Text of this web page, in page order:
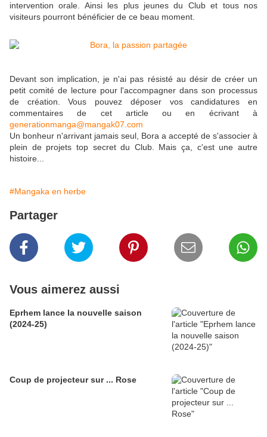
intervention orale. Ainsi les plus jeunes du Club et tous nos
visiteurs pourront bénéficier de ce beau moment.
Devant son implication, je n'ai pas résisté au désir de créer un
petit comité de lecture pour l'accompagner dans son processus
de création. Vous pouvez déposer vos candidatures en
commentaires de cet article ou en écrivant à
generationmanga@mangak07.com
Un bonheur n'arrivant jamais seul, Bora a accepté de s'associer à
plein de projets top secret du Club. Mais ça, c'est une autre
histoire...
#Mangaka en herbe
Partager
Vous aimerez aussi
Eprhem lance la nouvelle saison
(2024-25)
Coup de projecteur sur ... Rose